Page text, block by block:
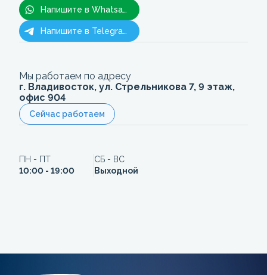
Напишите в Whatsapp
Напишите в Telegram
Мы работаем по адресу
г. Владивосток, ул. Стрельникова 7, 9 этаж,
офис 904
Сейчас работаем
ПН - ПТ
10:00 - 19:00
СБ - ВС
Выходной